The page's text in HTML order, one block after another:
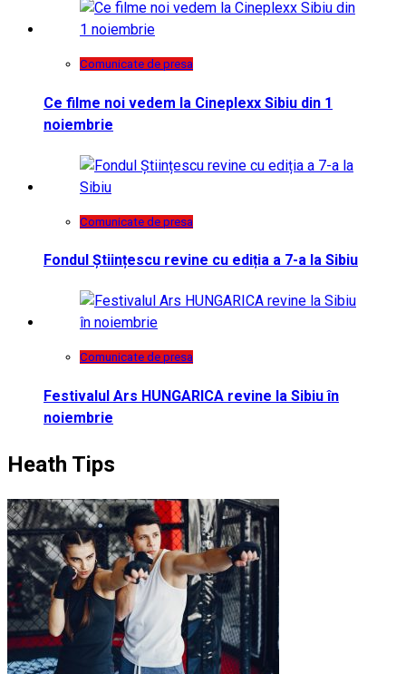
Comunicate de presa
Ce filme noi vedem la Cineplexx Sibiu din 1
noiembrie
Comunicate de presa
Fondul Științescu revine cu ediția a 7-a la Sibiu
Comunicate de presa
Festivalul Ars HUNGARICA revine la Sibiu în
noiembrie
Heath Tips